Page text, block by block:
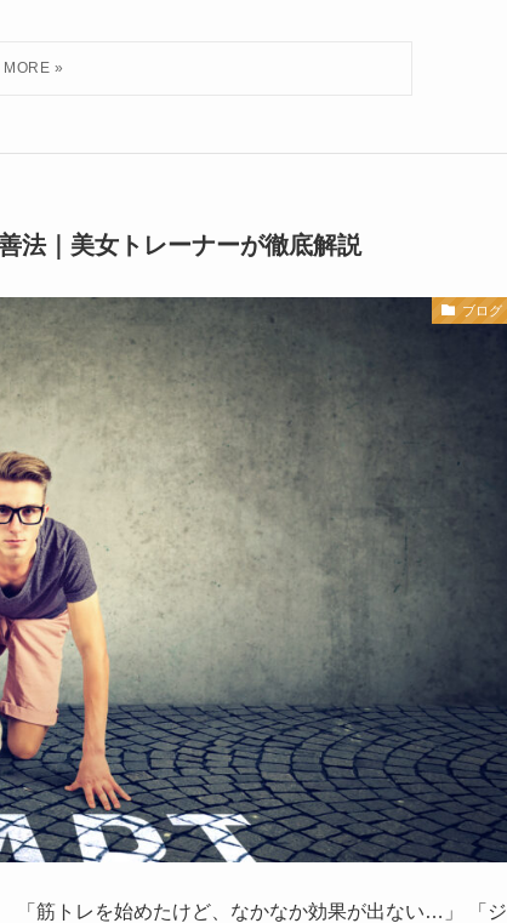
法｜美女トレーナーが徹底解説
ブログ
「筋トレを始めたけど、なかなか効果が出ない…」 「ジ